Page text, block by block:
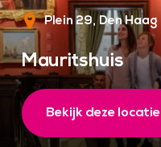
Plein 29 Den Haag
Mauritshuis
Bekijk deze locatie